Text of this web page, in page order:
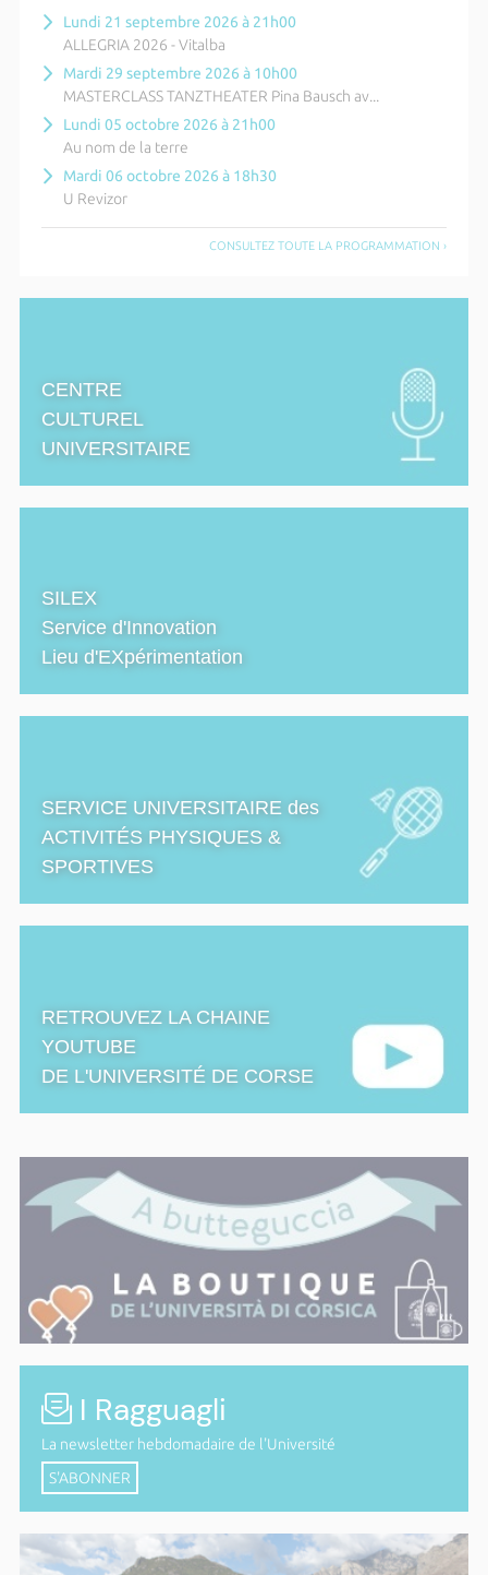
Lundi 21 septembre 2026 à 21h00
ALLEGRIA 2026 - Vitalba
Mardi 29 septembre 2026 à 10h00
MASTERCLASS TANZTHEATER Pina Bausch av...
Lundi 05 octobre 2026 à 21h00
Au nom de la terre
Mardi 06 octobre 2026 à 18h30
U Revizor
CONSULTEZ TOUTE LA PROGRAMMATION ›
CENTRE
CULTUREL
UNIVERSITAIRE
SILEX
Service d'Innovation
Lieu d'EXpérimentation
SERVICE UNIVERSITAIRE des
ACTIVITÉS PHYSIQUES &
SPORTIVES
RETROUVEZ LA CHAINE
YOUTUBE
DE L'UNIVERSITÉ DE CORSE
I Ragguagli
La newsletter hebdomadaire de l'Université
S'ABONNER